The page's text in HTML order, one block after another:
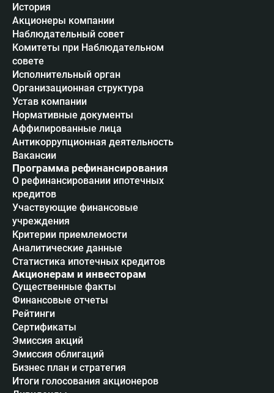
История
Акционеры компании
Наблюдательный совет
Комитеты при Наблюдательном
совете
Исполнительный орган
Организационная структура
Устав компании
Нормативные документы
Аффилированные лица
Антикоррупционная деятельность
Вакансии
Программа рефинансирования
О рефинансировании ипотечных
кредитов
Участвующие финансовые
учреждения
Критерии приемлемости
Аналитические данные
Статистика ипотечных кредитов
Акционерам и инвесторам
Существенные факты
Финансовые отчеты
Рейтинги
Сертификаты
Эмиссия акций
Эмиссия облигаций
Бизнес план и стратегия
Итоги голосования акционеров